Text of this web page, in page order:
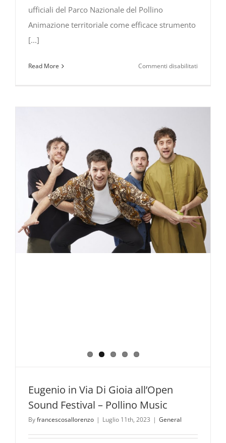
ufficiali del Parco Nazionale del Pollino
Animazione territoriale come efficace strumento
[...]
Read More Commenti disabilitati
per
le
nuove
Guide
del
Parco
ufficiali
del
Eugenio in Via Di Gioia all’Open
Sound Festival – Pollino Music
Byfrancescosallorenzo | Luglio 11th, 2023 | General